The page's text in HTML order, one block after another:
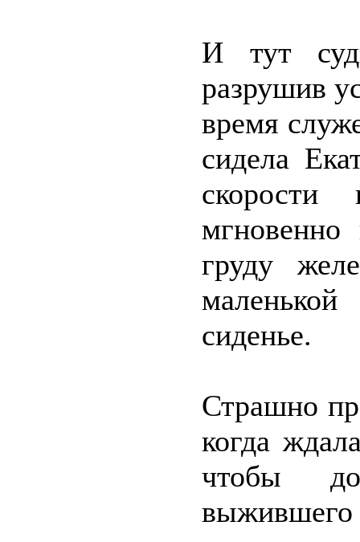
И тут
разрушив
время
сидела
мгновенно
груду
сиденье.
Страшно
когда
чтобы